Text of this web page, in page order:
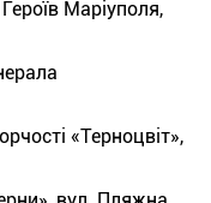
Маріуполя,
«Терноцвіт»,